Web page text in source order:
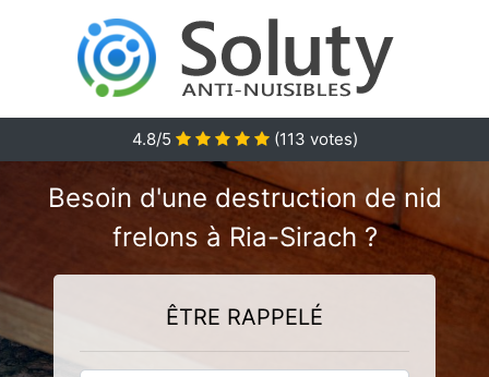
4.8/5 (113 votes)
Besoin d'une destruction de nid
frelons à Ria-Sirach ?
ÊTRE RAPPELÉ